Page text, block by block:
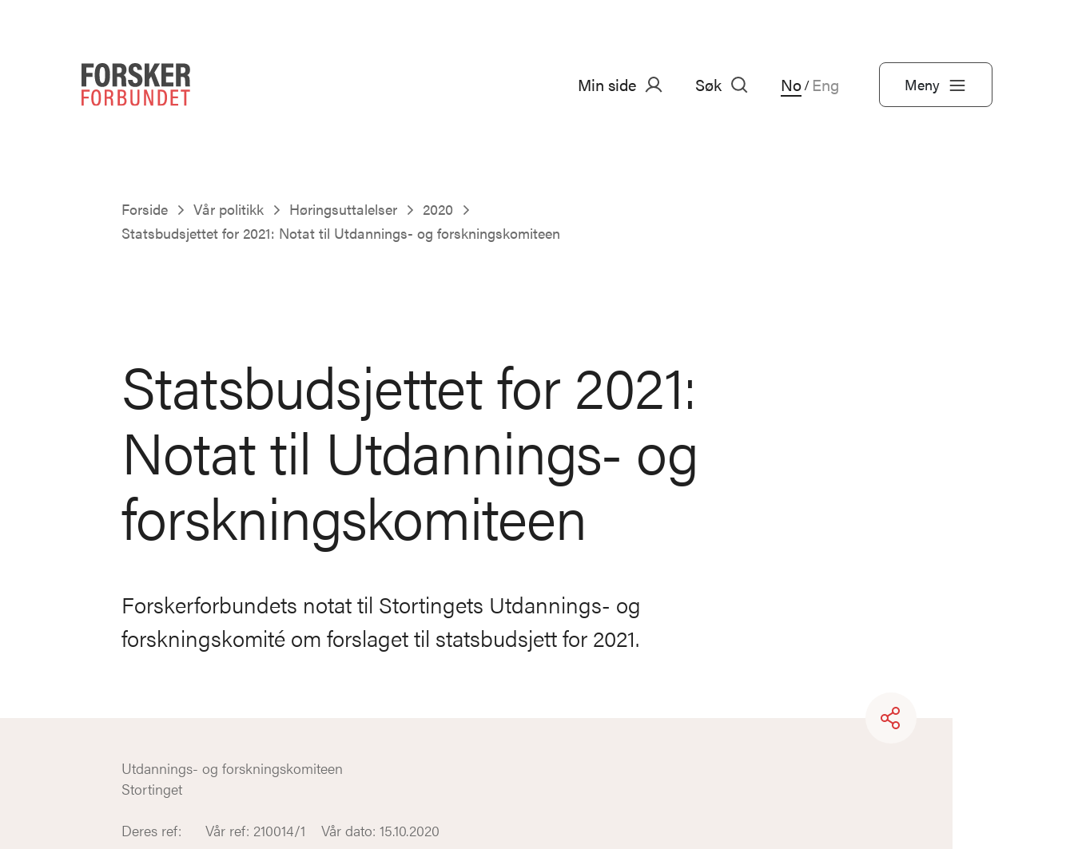
Min side Søk No/ Eng Meny
Forside Vår politikk Høringsuttalelser
2020
Statsbudsjettet for 2021: Notat til Utdannings- og forskningskomiteen
Statsbudsjettet for 2021:
Notat til Utdannings- og
forskningskomiteen
Forskerforbundets notat til Stortingets Utdannings- og
forskningskomité om forslaget til statsbudsjett for 2021.
Utdannings- og forskningskomiteen
Stortinget
Deres ref: Vår ref: 210014/1 Vår dato: 15.10.2020